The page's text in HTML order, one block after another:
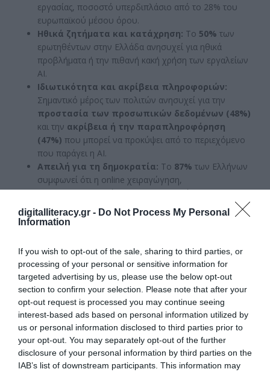
digitalliteracy.gr - Do Not Process My Personal
Information
If you wish to opt-out of the sale, sharing to third parties, or
processing of your personal or sensitive information for
targeted advertising by us, please use the below opt-out
section to confirm your selection. Please note that after your
opt-out request is processed you may continue seeing
interest-based ads based on personal information utilized by
us or personal information disclosed to third parties prior to
your opt-out. You may separately opt-out of the further
disclosure of your personal information by third parties on the
IAB’s list of downstream participants. This information may
εργασίας, ποσοστό υπερδιπλάσιο από το 28% του
ευρωπαϊκού μέσου όρου.
Ηθικά ζητήματα και κατάχρηση: Το 50% των
ερωτηθέντων στην Ελλάδα ανησυχεί για ηθικά
προβλήματα ή την πιθανή κακή χρήση των εργαλείων
AI.
Ιδιωτικότητα και ακρίβεια πληροφοριών:
Σημαντικό μέρος των πολιτών ανησυχεί για την
προστασία των προσωπικών δεδομένων (48%)
και την ακρίβεια ή την παραπληροφόρηση
(47%) που μπορεί να προκύψει από το περιεχόμενο
που παράγει η AI.
Απειλή για τη δημοκρατία: Το 87% των Ελλήνων
συμφωνεί ότι η online χειραγώγηση,
συμπεριλαμβανομένου του περιεχομένου που
δημιουργείται από AI και των
deepfakes
, αποτελεί
απειλή για τις δημοκρατικές διαδικασίες.
παραπάνω φόβων, η συντριπτική πλειονότητα των
Ελλήνων (
) πιστεύει ότι η ανάπτυξη της AI πρέπει
ναρυθμίζεται προσεκτικάγια τη διασφάλιση της
ασφάλειας, ακόμη και αν αυτό θέτει περιορισμούς
στους προγραμματιστές.
Άλλες δευτερεύουσες ανησυχίες:Οι Έλληνες
εκφράζουν επίσης προβληματισμούς για την έλλειψη
σχετικών δεξιοτήτων (35%), την ύπαρξη
προκαταλήψεων (biases) στον σχεδιασμό των
εργαλείων (32%), την έλλειψη λογοδοσίας (32%), τις